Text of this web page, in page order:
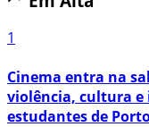
1
Cinema entra na
violência, cultura e
estudantes de